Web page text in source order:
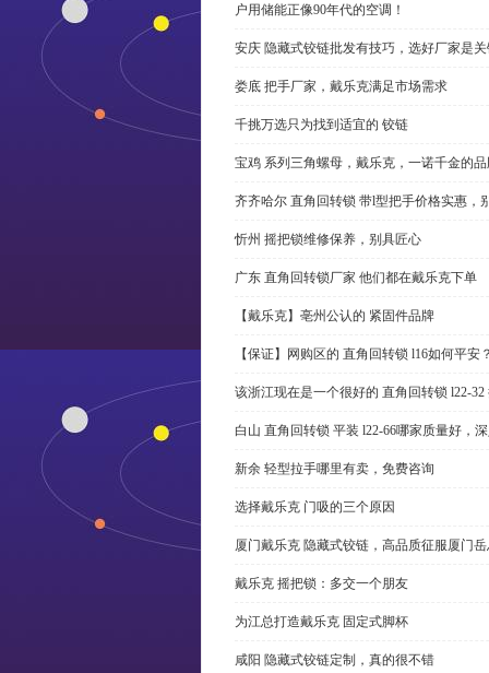
户用储能正像90年代的空调！
安庆 隐藏式铰链批发有技巧，选好厂家是
娄底 把手厂家，戴乐克满足市场需求
千挑万选只为找到适宜的 铰链
宝鸡 系列三角螺母，戴乐克，一诺千金的
齐齐哈尔 直角回转锁 带l型把手价格实惠，
忻州 摇把锁维修保养，别具匠心
广东 直角回转锁厂家 他们都在戴乐克下单
【戴乐克】亳州公认的 紧固件品牌
【保证】网购区的 直角回转锁 l16如何平安
该浙江现在是一个很好的 直角回转锁 l22-
白山 直角回转锁 平装 l22-66哪家质量好，
新余 轻型拉手哪里有卖，免费咨询
选择戴乐克 门吸的三个原因
厦门戴乐克 隐藏式铰链，高品质征服厦门
戴乐克 摇把锁：多交一个朋友
为江总打造戴乐克 固定式脚杯
咸阳 隐藏式铰链定制，真的很不错